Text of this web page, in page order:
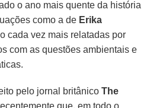
o ano mais quente da história
como a de Erika
cada vez mais relatadas por
com as questões ambientais e
pelo jornal britânicoThe
que, em todo o